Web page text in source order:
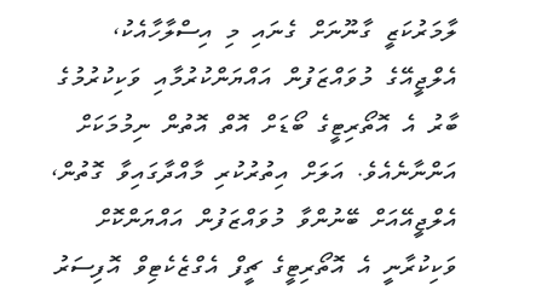
ލާމަރުކަޒީ ގާނޫނަށް ގެނައި މި އިސްލާހާއެކު،
އެލްޖީއޭގެ މުވައްޒަފުން އައްޔަންކުރުމާއި ވަކިކުރުމުގެ
ބާރު އެ އޮތޯރިޓީގެ ބޯޑަށް އޮތް އޮތުން ނިމުމަކަށް
އަންނާނެއެވެ. އަލަށް އިތުރުކުރި މާއްދާގައިވާ ގޮތުން،
އެލްޖީއޭއަށް ބޭނުންވާ މުވައްޒަފުން އައްޔަންކޮށް
ވަކިކުރާނީ އެ އޮތޯރިޓީގެ ޗީފް އެގްޒެކެޓިވް އޮފިސަރު